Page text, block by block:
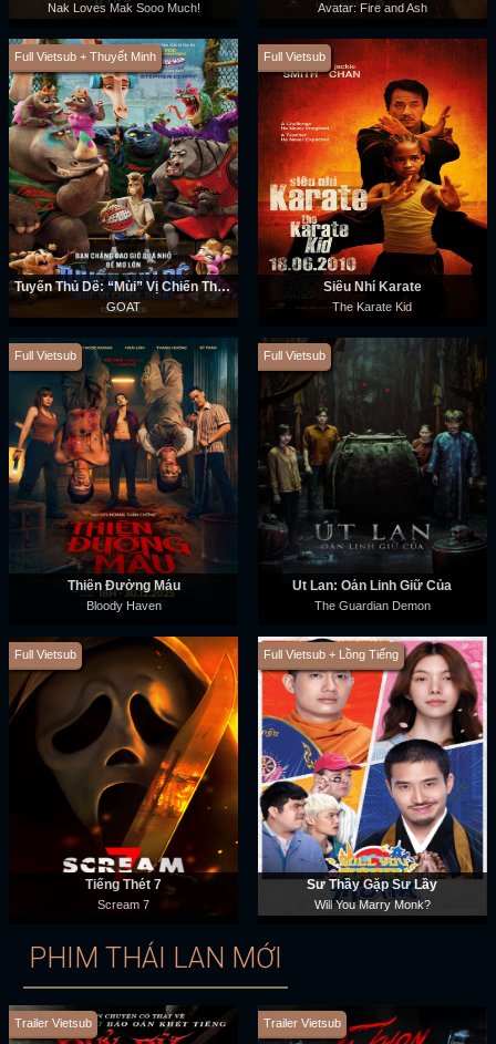
Nak Loves Mak Sooo Much! Avatar: Fire and Ash
Full Vietsub + Thuyết Minh
Tuyển Thủ Dê: “Mùi” Vị Chiến Thắng
GOAT
Full Vietsub
Siêu Nhí Karate
The Karate Kid
Full Vietsub
Thiên Đường Máu
Bloody Haven
Full Vietsub
Út Lan: Oán Linh Giữ Của
The Guardian Demon
Full Vietsub
Tiếng Thét 7
Scream 7
Full Vietsub + Lồng Tiếng
Sư Thầy Gặp Sư Lầy
Will You Marry Monk?
PHIM THÁI LAN MỚI
Trailer Vietsub Trailer Vietsub